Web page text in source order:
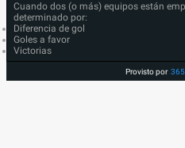
Cuando dos (o más) equipos están
determinado por:
Diferencia de gol
Goles a favor
Victorias
Provisto por